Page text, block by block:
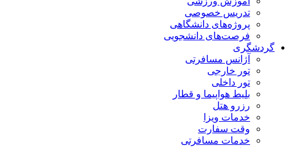
تدریس خصوصی
پروژه‌های دانشگاهی
فرصت‌های دانشجویی
گردشگری
آژانس مسافرتی
تور خارجی
تور داخلی
بلیط هواپیما و قطار
رزرو هتل
خدمات ویزا
وقت سفارت
خدمات مسافرتی